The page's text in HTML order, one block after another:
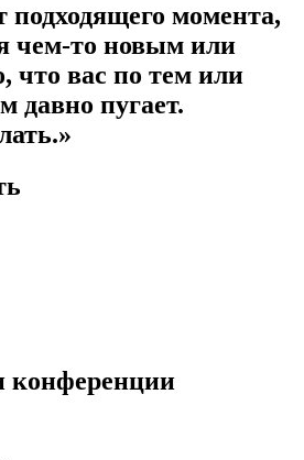
подходящего момента,
чем-то новым или
что вас по тем или
пугает.
конференции